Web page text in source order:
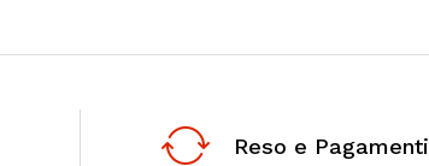
Reso e Pagamenti